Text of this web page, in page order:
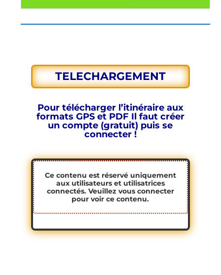
TELECHARGEMENT
Pour télécharger l’itinéraire aux
formats GPS et PDF Il faut créer
un compte (gratuit) puis se
connecter !
Ce contenu est réservé uniquement
aux utilisateurs et utilisatrices
connectés. Veuillez vous connecter
pour voir ce contenu.